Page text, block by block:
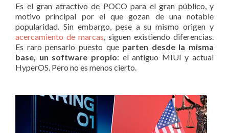
Es el gran atractivo de POCO para el gran público, y
motivo principal por el que gozan de una notable
popularidad. Sin embargo, pese a su mismo origen y
acercamiento de marcas, siguen existiendo diferencias.
Es raro pensarlo puesto que parten desde la misma
base, un software propio: el antiguo MIUI y actual
HyperOS. Pero no es menos cierto.